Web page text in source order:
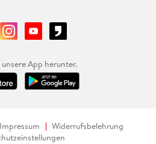
unsere App herunter.
Impressum
Widerrufsbelehrung